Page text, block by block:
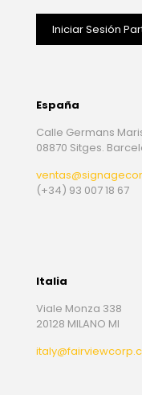
Iniciar Sesión
España
Calle Germans
08870 Sitges.
(+34) 93 007 18 67
Italia
Viale Monza 338
20128 MILANO MI